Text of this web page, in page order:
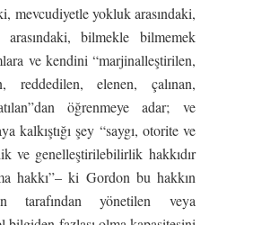
mevcudiyetle yokluk arasındaki,
bilmekle bilmemek
ve kendini “marjinalleştirilen,
reddedilen, elenen, çalınan,
öğrenmeye adar; ve
kalkıştığı şey “saygı, otorite ve
ve genelleştirilebilirlik hakkıdır
hakkı”– ki Gordon bu hakkın
tarafından yönetilen veya